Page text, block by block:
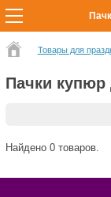
Товары для
Пачки купюр
Найдено 0 товаров.